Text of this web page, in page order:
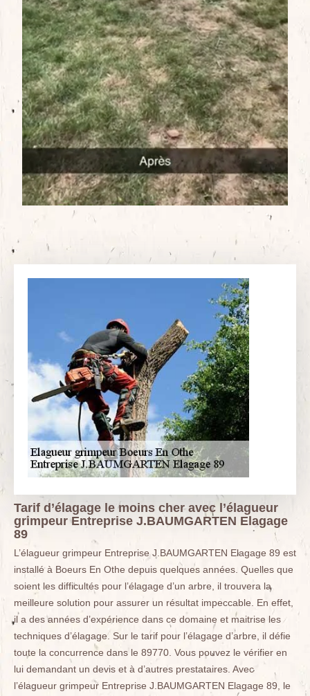
Tarif d’élagage le moins cher avec l’élagueur
grimpeur Entreprise J.BAUMGARTEN Elagage
89
L’élagueur grimpeur Entreprise J.BAUMGARTEN Elagage 89 est
installé à Boeurs En Othe depuis quelques années. Quelles que
soient les difficultés pour l’élagage d’un arbre, il trouvera la
meilleure solution pour assurer un résultat impeccable. En effet,
il a des années d’expérience dans ce domaine et maitrise les
techniques d’élagage. Sur le tarif pour l’élagage d’arbre, il défie
toute la concurrence dans le 89770. Vous pouvez le vérifier en
lui demandant un devis et à d’autres prestataires. Avec
l’élagueur grimpeur Entreprise J.BAUMGARTEN Elagage 89, le